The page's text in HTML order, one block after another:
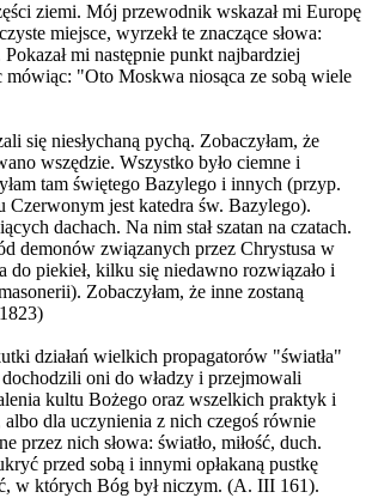
ziemi. Mój przewodnik wskazał mi Europę
miejsce, wyrzekł te znaczące słowa:
mi następnie punkt najbardziej
mówiąc: "Oto Moskwa niosąca ze sobą wiele
się niesłychaną pychą. Zobaczyłam, że
wszędzie. Wszystko było ciemne i
tam świętego Bazylego i innych (przyp.
Czerwonym jest katedra św. Bazylego).
dachach. Na nim stał szatan na czatach.
demonów związanych przez Chrystusa w
do piekieł, kilku się niedawno rozwiązało i
Zobaczyłam, że inne zostaną
działań wielkich propagatorów "światła"
oni do władzy i przejmowali
kultu Bożego oraz wszelkich praktyk i
dla uczynienia z nich czegoś równie
przez nich słowa: światło, miłość, duch.
przed sobą i innymi opłakaną pustkę
w których Bóg był niczym. (A. III 161).